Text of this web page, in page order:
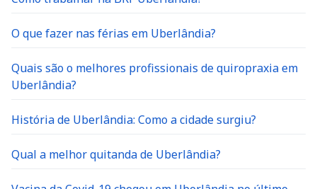
O que fazer nas férias em Uberlândia?
Quais são o melhores profissionais de quiropraxia em
Uberlândia?
História de Uberlândia: Como a cidade surgiu?
Qual a melhor quitanda de Uberlândia?